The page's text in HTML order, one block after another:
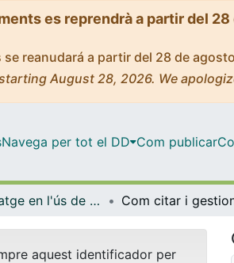
es reprendrà a partir del
reanudará a partir del 28 de
August 28, 2026. We
Navega per tot el DD Com publicar
Aprenentatge en l'ús de serveis i recursos d'informació: tutorials i guies (CRAI-UB)
aquest identificador per